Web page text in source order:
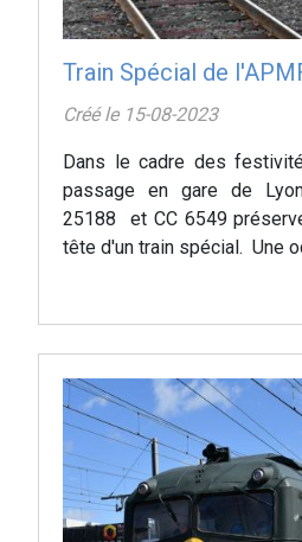
Train Spécial de
Créé le 15-08-2023
Dans le cadre des
passage en gare de
25188 et CC 6549
tête d'un train spécial. Une